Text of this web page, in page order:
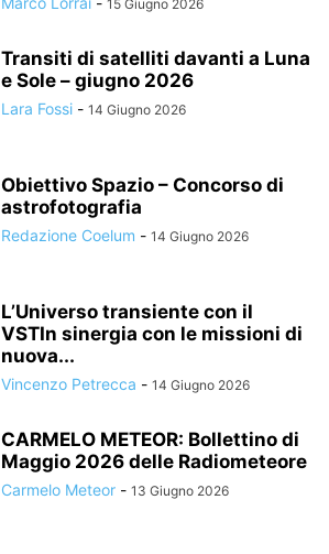
15 Giugno 2026
Transiti di satelliti davanti a Luna
e Sole – giugno 2026
Lara Fossi - 14 Giugno 2026
Obiettivo Spazio – Concorso di
astrofotografia
Redazione Coelum - 14 Giugno 2026
L’Universo transiente con il
VSTIn sinergia con le missioni di
nuova...
Vincenzo Petrecca - 14 Giugno 2026
CARMELO METEOR: Bollettino di
Maggio 2026 delle Radiometeore
Carmelo Meteor - 13 Giugno 2026